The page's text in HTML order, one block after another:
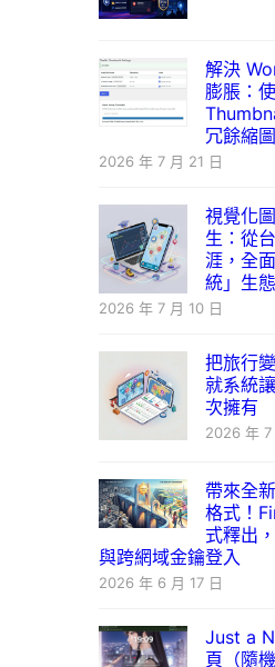
解決
膨脹：
冗餘縮圖
2026 年 7 月 21 日
視覺化
生：從
涯，全
統」生
2026 年 7 月 10 日
把旅行
就系統
次擁有
2026 年 7
帶來全
格式！
式釋出
與跨網域金鑰登入
2026 年 6 月 17 日
Just a
頁（隨